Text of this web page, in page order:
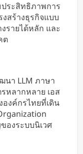
ประสิทธิภาพการ
สร้างธุรกิจแบบ
รายได้หลัก และ
ต
นา LLM ภาษา
หลากหลาย เอส
งค์กรไทยที่เดิน
องระบบนิเวศ